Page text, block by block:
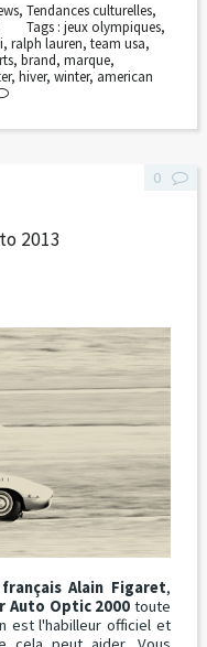
, Tendances culturelles,
Tags :jeux olympiques,
, ralph lauren, team usa,
, brand, marque,
, hiver, winter, american
2013
Alain Figaret,
Auto Optic 2000 toute
est l'habilleur officiel et
0